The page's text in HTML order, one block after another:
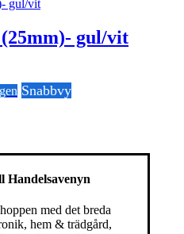
gul/vit
Snabbvy
Handelsavenyn
med det breda
hem & trädgård,